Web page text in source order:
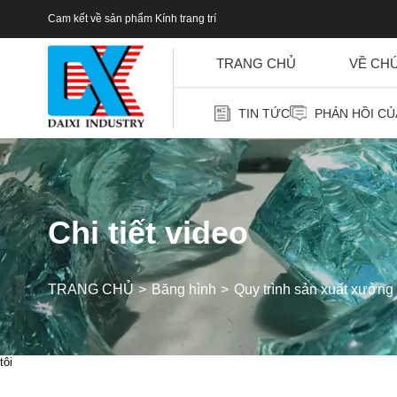
Cam kết về sản phẩm Kính trang trí
TRANG CHỦ VỀ
TIN TỨC PHẢN HỒI
tôi
Chi tiết video
TRANG CHỦ Băng hình Quy trình sản xuất xưởng